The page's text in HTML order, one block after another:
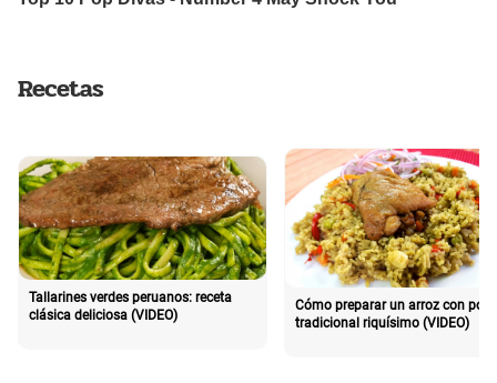
Recetas
Tallarines verdes peruanos: receta
clásica deliciosa (VIDEO)
Cómo preparar un arroz con pollo
tradicional riquísimo (VIDEO)